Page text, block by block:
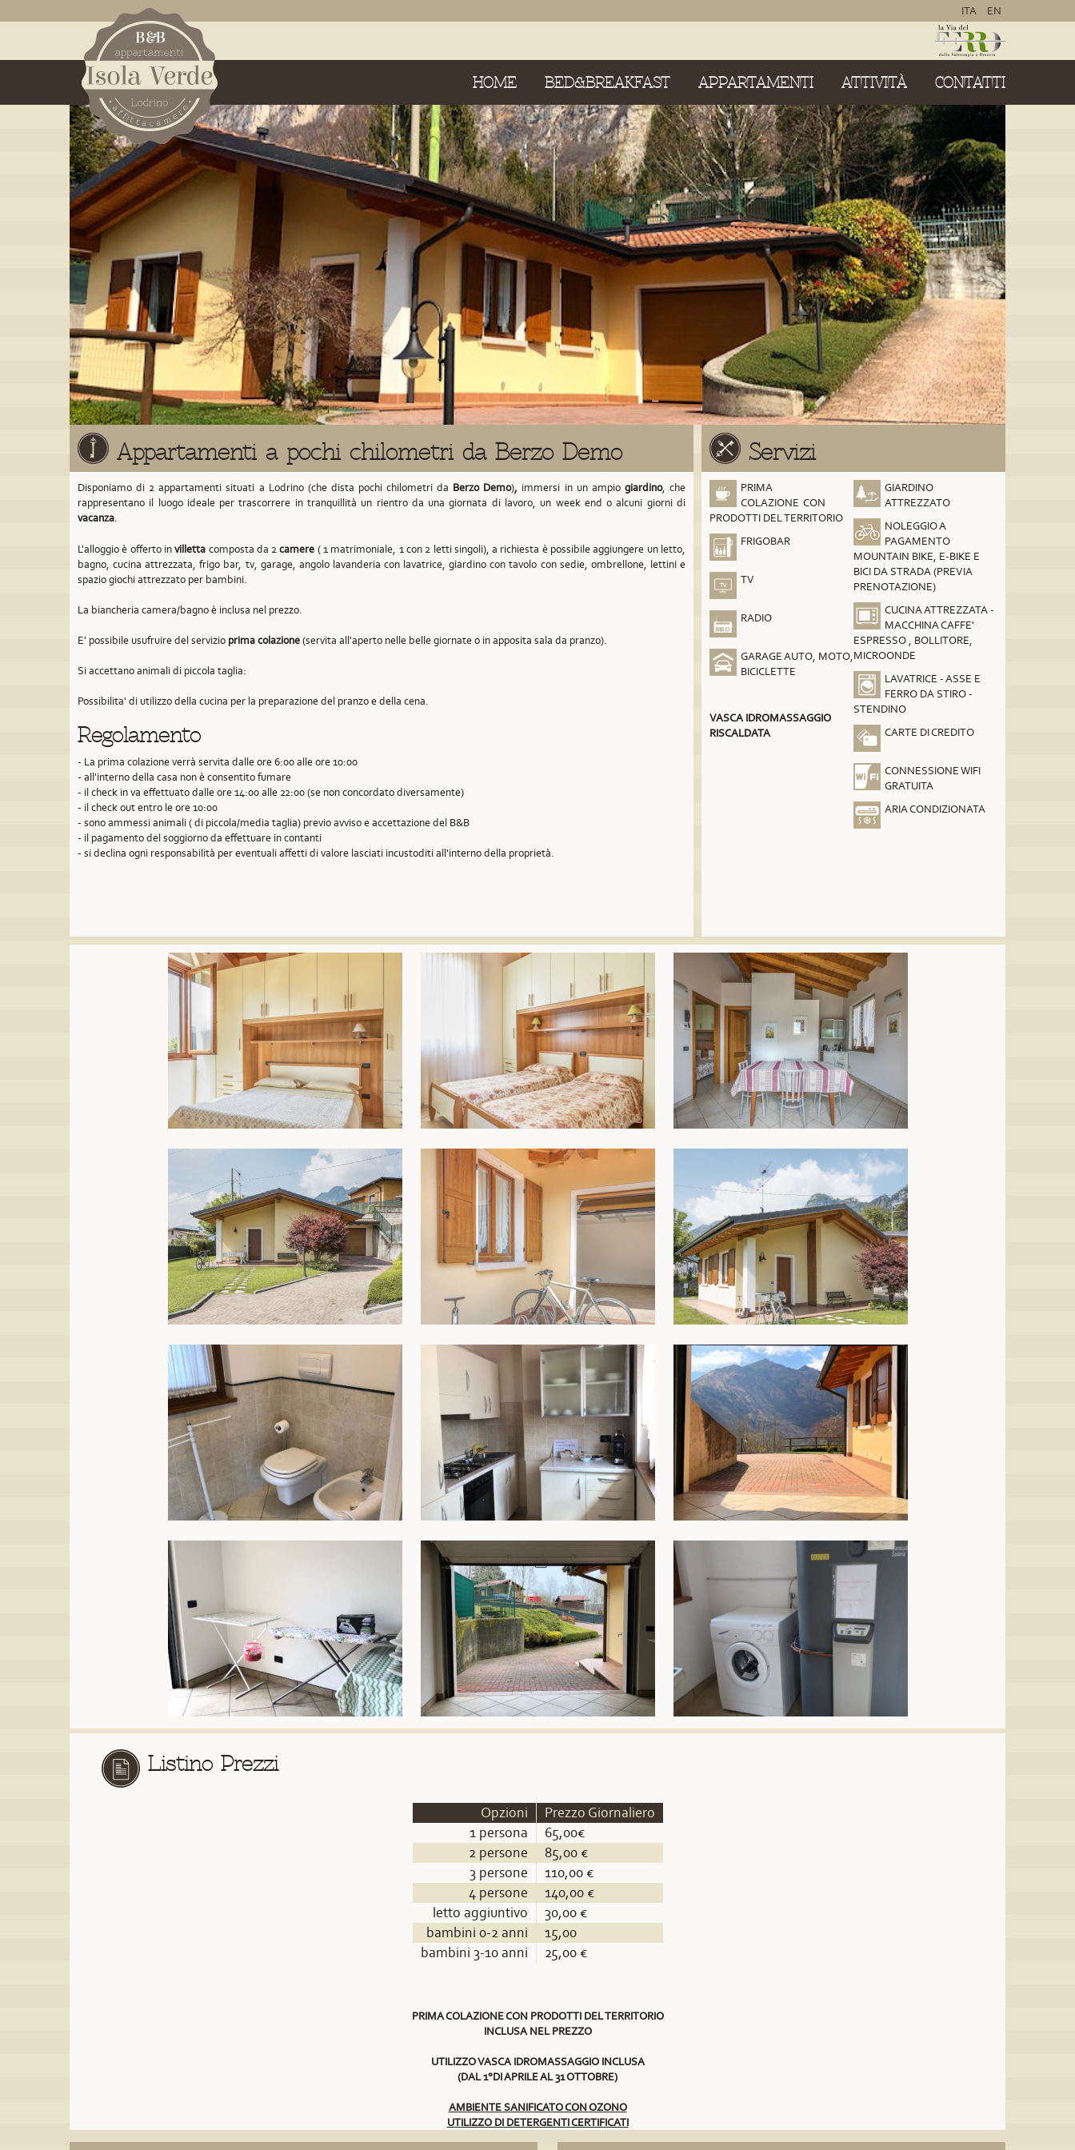
ITA EN
HOME BED&BREAKFAST APPARTAMENTI ATTIVITÀ CONTATTI
Appartamenti a pochi chilometri da Berzo Demo
Disponiamo di 2 appartamenti situati a Lodrino (che dista pochi chilometri da Berzo Demo), immersi in un ampio giardino, che
rappresentano il luogo ideale per trascorrere in tranquillità un rientro da una giornata di lavoro, un week end o alcuni giorni di
vacanza.
L'alloggio è offerto invilletta composta da 2camere ( 1 matrimoniale, 1 con 2 letti singoli), a richiesta è possibile aggiungere un letto,
bagno, cucina attrezzata, frigo bar, tv, garage, angolo lavanderia con lavatrice, giardino con tavolo con sedie, ombrellone, lettini e
spazio giochi attrezzato per bambini.
La biancheria camera/bagno è inclusa nel prezzo.
E' possibile usufruire del servizio prima colazione(servita all'aperto nelle belle giornate o in apposita sala da pranzo).
Si accettano animali di piccola taglia:
Possibilita' di utilizzo della cucina per la preparazione del pranzo e della cena.
Regolamento
- La prima colazione verrà servita dalle ore 6:00 alle ore 10:00
- all'interno della casa non è consentito fumare
- il check in va effettuato dalle ore 14:00 alle 22:00 (se non concordato diversamente)
- il check out entro le ore 10:00
- sono ammessi animali ( di piccola/media taglia) previo avviso e accettazione del B&B
- il pagamento del soggiorno da effettuare in contanti
- si declina ogni responsabilità per eventuali affetti di valore lasciati incustoditi all'interno della proprietà.
Servizi
PRIMA
COLAZIONE CON
PRODOTTI DEL TERRITORIO
FRIGOBAR
TV
RADIO
GARAGE AUTO, MOTO,
BICICLETTE
VASCA IDROMASSAGGIO
RISCALDATA
GIARDINO
ATTREZZATO
NOLEGGIO A
PAGAMENTO
MOUNTAIN BIKE, E-BIKE E
BICI DA STRADA (PREVIA
PRENOTAZIONE)
CUCINA ATTREZZATA -
MACCHINA CAFFE'
ESPRESSO , BOLLITORE,
MICROONDE
LAVATRICE - ASSE E
FERRO DA STIRO -
STENDINO
CARTE DI CREDITO
CONNESSIONE WIFI
GRATUITA
ARIA CONDIZIONATA
Listino Prezzi
Opzioni
Prezzo Giornaliero
1 persona
65,00€
2 persone
85,00 €
3 persone
110,00 €
4 persone
140,00 €
letto aggiuntivo
30,00 €
bambini 0-2 anni
15,00
bambini 3-10 anni
25,00 €
PRIMA COLAZIONE CON PRODOTTI DEL TERRITORIO
INCLUSA NEL PREZZO
UTILIZZO VASCA IDROMASSAGGIO INCLUSA
(DAL 1°DI APRILE AL 31 OTTOBRE)
AMBIENTE SANIFICATO CON OZONO
UTILIZZO DI DETERGENTI CERTIFICATI